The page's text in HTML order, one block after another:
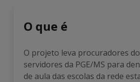
O que é
O projeto leva procuradores
servidores da PGE/MS para
de aula das escolas da rede